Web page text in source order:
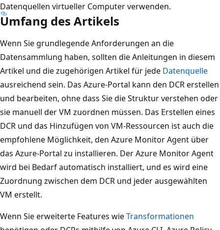
Datenquellen virtueller Computer verwenden.
Umfang des Artikels
Wenn Sie grundlegende Anforderungen an die
Datensammlung haben, sollten die Anleitungen in diesem
Artikel und die zugehörigen Artikel für jede Datenquelle
ausreichend sein. Das Azure-Portal kann den DCR erstellen
und bearbeiten, ohne dass Sie die Struktur verstehen oder
sie manuell der VM zuordnen müssen. Das Erstellen eines
DCR und das Hinzufügen von VM-Ressourcen ist auch die
empfohlene Möglichkeit, den Azure Monitor Agent über
das Azure-Portal zu installieren. Der Azure Monitor Agent
wird bei Bedarf automatisch installiert, und es wird eine
Zuordnung zwischen dem DCR und jeder ausgewählten
VM erstellt.
Wenn Sie erweiterte Features wieTransformationen